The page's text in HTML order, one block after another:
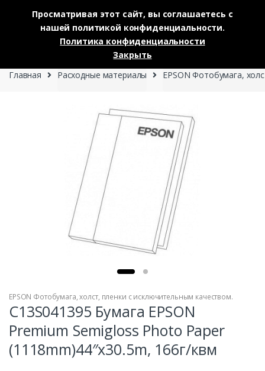
Skip to navigation
Skip to content
Главная Расходные материалы EPSON Фотобумага,
EPSON Фотобумага, холст, пленки с исключительным качеством.
C13S041395 Бумага EPSON
Premium Semigloss Photo Paper
(1118mm)44″x30.5m, 166г/квм
Просматривая этот сайт, вы соглашаетесь с
нашей политикой конфиденциальности.
Политика конфиденциальности
Закрыть